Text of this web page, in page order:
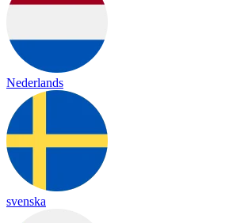
Nederlands
svenska